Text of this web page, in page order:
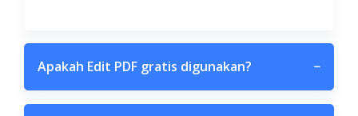
Apakah Edit PDF gratis digunakan? −